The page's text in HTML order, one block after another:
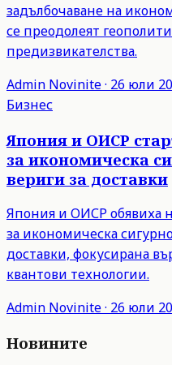
задълбочаване на
се преодолеят
предизвикателства.
Admin Novinite· 26 юли
Бизнес
Япония и ОИСР
за икономическа
вериги за доставки
Япония и ОИСР обявиха
за икономическа
доставки, фокусирана
квантови технологии.
Admin Novinite· 26 юли
Новините